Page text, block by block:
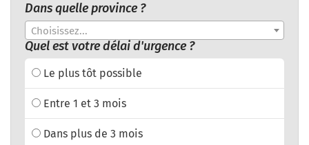
Dans quelle province ?
Choisissez...
Quel est votre délai d'urgence ?
Le plus tôt possible
Entre 1 et 3 mois
Dans plus de 3 mois